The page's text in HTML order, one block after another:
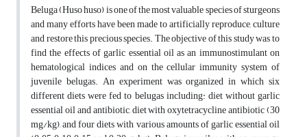
Beluga (Huso huso) is one of the most valuable species of sturgeons
and many efforts have been made to artificially reproduce, culture
and restore this precious species. The objective of this study was to
find the effects of garlic essential oil as an immunostimulant on
hematological indices and on the cellular immunity system of
juvenile belugas. An experiment was organized in which six
different diets were fed to belugas including: diet without garlic
essential oil and antibiotic, diet with oxytetracycline antibiotic (30
mg/kg), and four diets with various amounts of garlic essential oil